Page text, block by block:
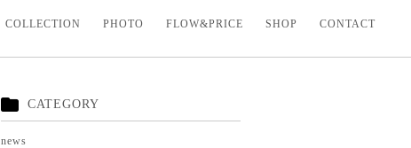
COLLECTION PHOTO FLOW&PRICE SHOP CONTACT
CATEGORY
news